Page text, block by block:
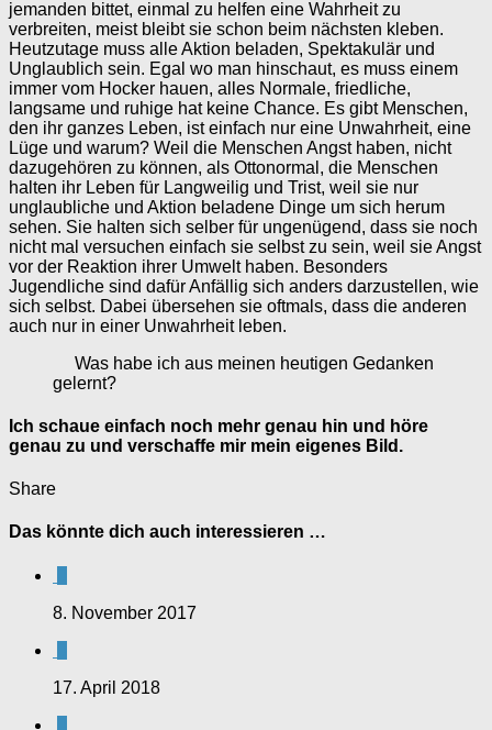
jemanden bittet, einmal zu helfen eine Wahrheit zu
verbreiten, meist bleibt sie schon beim nächsten kleben.
Heutzutage muss alle Aktion beladen, Spektakulär und
Unglaublich sein. Egal wo man hinschaut, es muss einem
immer vom Hocker hauen, alles Normale, friedliche,
langsame und ruhige hat keine Chance. Es gibt Menschen,
den ihr ganzes Leben, ist einfach nur eine Unwahrheit, eine
Lüge und warum? Weil die Menschen Angst haben, nicht
dazugehören zu können, als Ottonormal, die Menschen
halten ihr Leben für Langweilig und Trist, weil sie nur
unglaubliche und Aktion beladene Dinge um sich herum
sehen. Sie halten sich selber für ungenügend, dass sie noch
nicht mal versuchen einfach sie selbst zu sein, weil sie Angst
vor der Reaktion ihrer Umwelt haben. Besonders
Jugendliche sind dafür Anfällig sich anders darzustellen, wie
sich selbst. Dabei übersehen sie oftmals, dass die anderen
auch nur in einer Unwahrheit leben.
Was habe ich aus meinen heutigen Gedanken
gelernt?
Ich schaue einfach noch mehr genau hin und höre
genau zu und verschaffe mir mein eigenes Bild.
Share
Das könnte dich auch interessieren …
8. November 2017
17. April 2018